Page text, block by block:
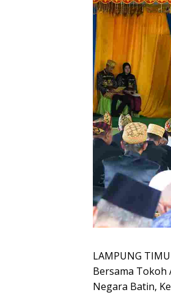
LAMPUNG
Bersama Tokoh
Negara Batin,